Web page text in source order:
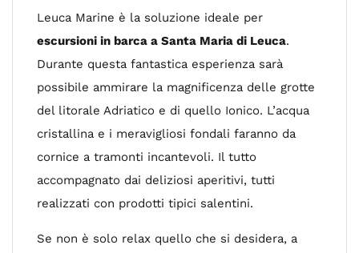
Leuca Marine è la soluzione ideale per
escursioni in barca a Santa Maria di Leuca.
Durante questa fantastica esperienza sarà
possibile ammirare la magnificenza delle grotte
del litorale Adriatico e di quello Ionico. L’acqua
cristallina e i meravigliosi fondali faranno da
cornice a tramonti incantevoli. Il tutto
accompagnato dai deliziosi aperitivi, tutti
realizzati con prodotti tipici salentini.
Se non è solo relax quello che si desidera, a